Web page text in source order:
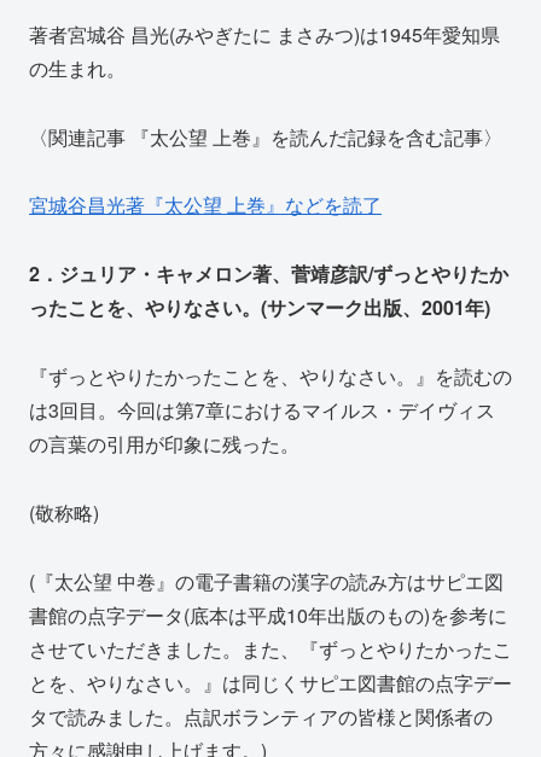
著者宮城谷 昌光(みやぎたに まさみつ)は1945年愛知県
の生まれ。
〈関連記事 『太公望 上巻』を読んだ記録を含む記事〉
宮城谷昌光著『太公望 上巻』などを読了
2．ジュリア・キャメロン著、菅靖彦訳/ずっとやりたか
ったことを、やりなさい。(サンマーク出版、2001年)
『ずっとやりたかったことを、やりなさい。』を読むの
は3回目。今回は第7章におけるマイルス・デイヴィス
の言葉の引用が印象に残った。
(敬称略)
(『太公望 中巻』の電子書籍の漢字の読み方はサピエ図
書館の点字データ(底本は平成10年出版のもの)を参考に
させていただきました。また、『ずっとやりたかったこ
とを、やりなさい。』は同じくサピエ図書館の点字デー
タで読みました。点訳ボランティアの皆様と関係者の
方々に感謝申し上げます。)